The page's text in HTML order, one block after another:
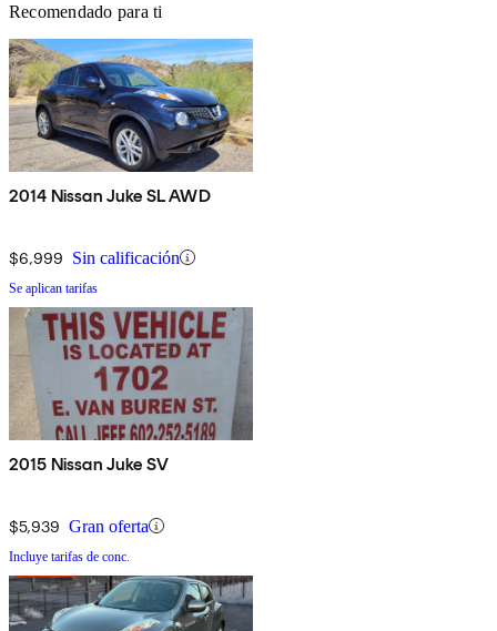
Recomendado para ti
2014 Nissan Juke SL AWD
$6,999 Sin calificación
Se aplican tarifas
2015 Nissan Juke SV
$5,939 Gran oferta
Incluye tarifas de conc.